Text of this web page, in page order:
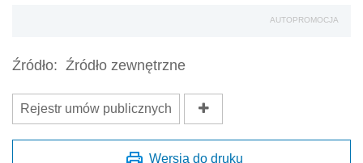
AUTOPROMOCJA
Źródło: Źródło zewnętrzne
Rejestr umów publicznych
Wersja do druku